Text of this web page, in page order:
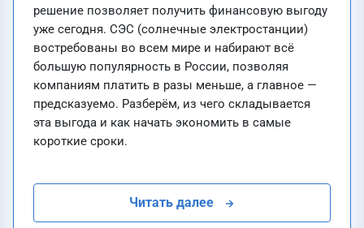
решение позволяет получить финансовую выгоду
уже сегодня. СЭС (солнечные электростанции)
востребованы во всем мире и набирают всё
большую популярность в России, позволяя
компаниям платить в разы меньше, а главное —
предсказуемо. Разберём, из чего складывается
эта выгода и как начать экономить в самые
короткие сроки.
Читать далее